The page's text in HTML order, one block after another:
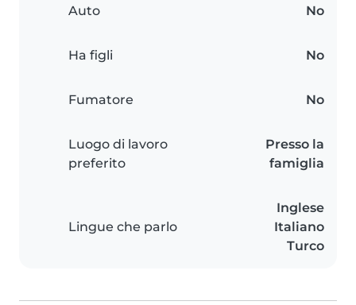
Auto No
Ha figli No
Fumatore No
Luogo di lavoro
preferito
Presso la
famiglia
Lingue che parlo
Inglese
Italiano
Turco